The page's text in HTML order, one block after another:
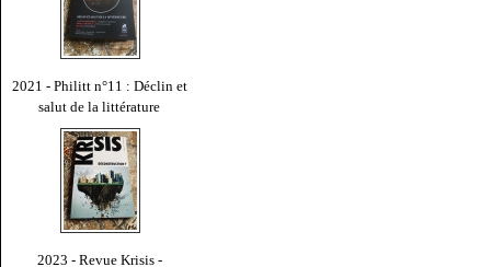
2021 - Philitt n°11 : Déclin et
salut de la littérature
2023 - Revue Krisis -